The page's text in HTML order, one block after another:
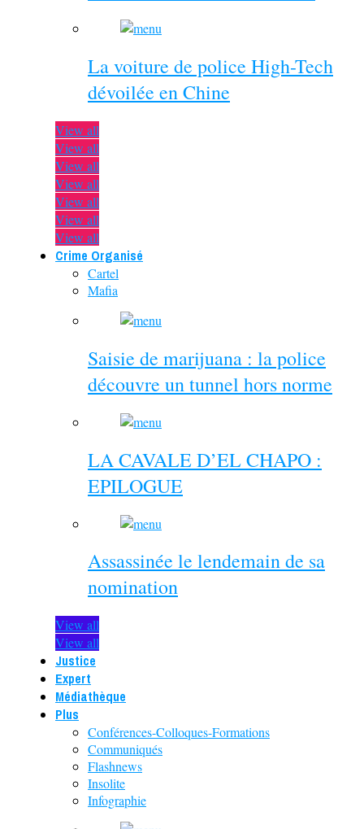
La voiture de police High-Tech
dévoilée en Chine
View all
View all
View all
View all
View all
View all
View all
Crime Organisé
Cartel
Mafia
Saisie de marijuana : la police
découvre un tunnel hors norme
LA CAVALE D’EL CHAPO :
EPILOGUE
Assassinée le lendemain de sa
nomination
View all
View all
Justice
Expert
Médiathèque
Plus
Conférences-Colloques-Formations
Communiqués
Flashnews
Insolite
Infographie